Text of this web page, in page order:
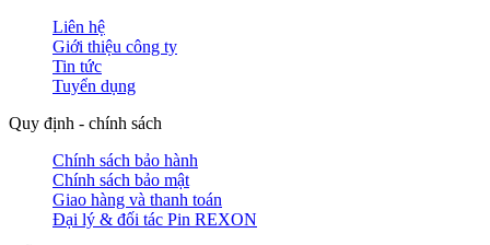
Liên hệ
Giới thiệu công ty
Tin tức
Tuyển dụng
Quy định - chính sách
Chính sách bảo hành
Chính sách bảo mật
Giao hàng và thanh toán
Đại lý & đối tác Pin REXON